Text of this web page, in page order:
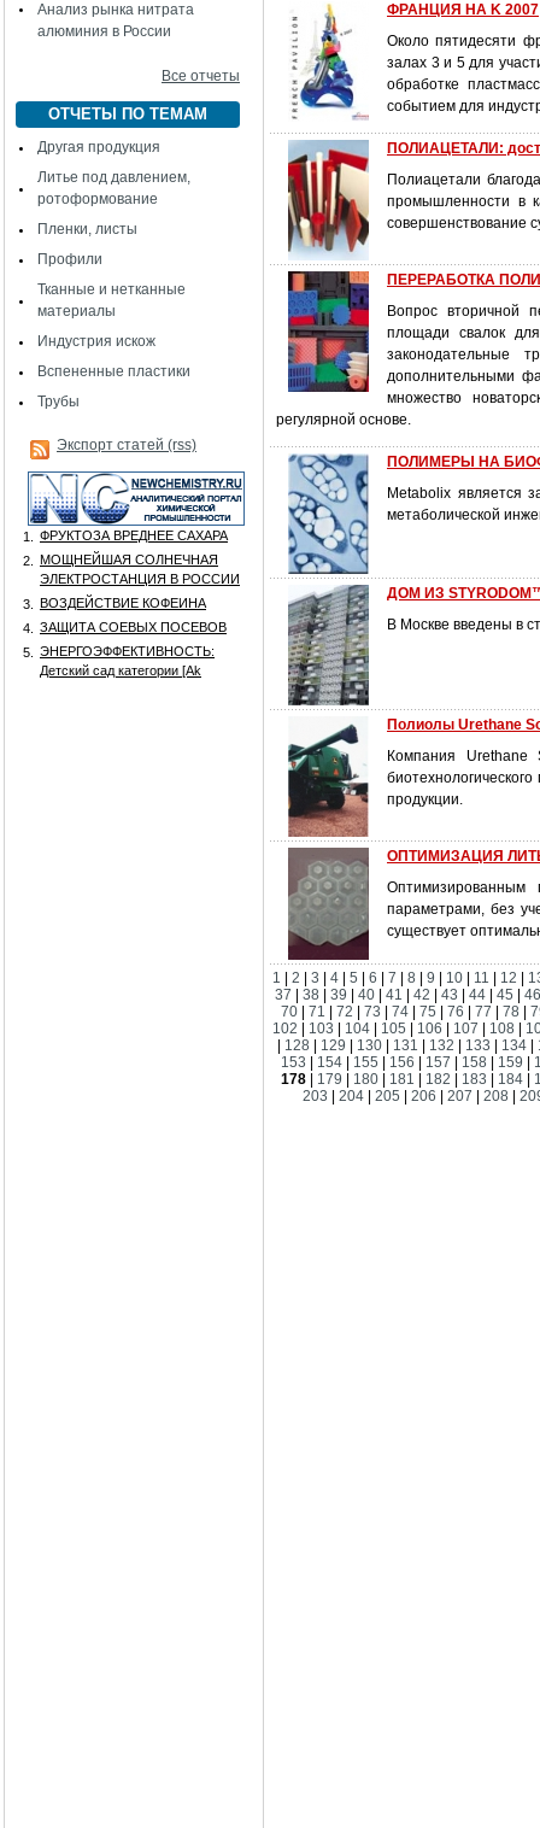
Анализ рынка нитрата
алюминия в России
Все отчеты
ОТЧЕТЫ ПО ТЕМАМ
Другая продукция
Литье под давлением,
ротоформование
Пленки, листы
Профили
Тканные и нетканные
материалы
Индустрия искож
Вспененные пластики
Трубы
Экспорт статей (rss)
1.
ФРУКТОЗА ВРЕДНЕЕ САХАРА
2.
МОЩНЕЙШАЯ СОЛНЕЧНАЯ
ЭЛЕКТРОСТАНЦИЯ В РОССИИ
3.
ВОЗДЕЙСТВИЕ КОФЕИНА
4.
ЗАЩИТА СОЕВЫХ ПОСЕВОВ
5.
ЭНЕРГОЭФФЕКТИВНОСТЬ:
Детский сад категории [Аk
ФРАНЦИЯ НА K 2007
Около пятидесяти
залах 3 и 5 для
обработке
событием для
ПОЛИАЦЕТАЛИ:
Полиацетали
промышленности в
совершенствование
ПЕРЕРАБОТКА
Вопрос вторичной
площади свалок
законодательные
дополнительными
множество
регулярной основе.
ПОЛИМЕРЫ НА
Metabolix является
метаболической
ДОМ ИЗ
В Москве введены в
Полиолы Urethane
Компания Urethane
продукции.
ОПТИМИЗАЦИЯ
Оптимизированным
параметрами, без
существует
1 2 3 4 5 6 7 8 9 10 11 12
37
|38 |39 |40 |41 |42 |43 |44 |45 |
70
71 72 73 74 75 76 77 78
102
103 104 105 106 107 108
128 129 130 131 132 133 134
153
154 155 156 157 158 159
178
179 180 181 182 183 184
203
|204 |205 |206 |207 |208 |